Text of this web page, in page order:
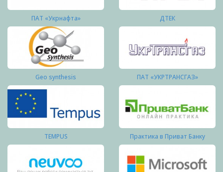
ПАТ «Укрнафта» ДТЕК
Geo synthesis ПАТ «УКРТРАНСГАЗ»
TEMPUS Практика в Приват Банку